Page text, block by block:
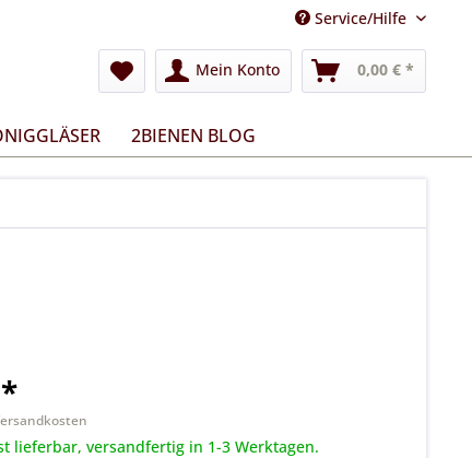
Service/Hilfe
Mein Konto 0,00 € *
2BIENEN BLOG
lieferbar, versandfertig in 1-3 Werktagen.